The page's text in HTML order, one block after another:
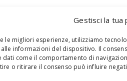
Gestisci la tua
le migliori esperienze, utilizziamo
informazioni del dispositivo. Il
dati come il comportamento di
o ritirare il consenso può influire